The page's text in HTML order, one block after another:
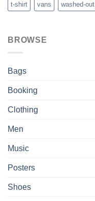
t-shirt vans washed-out
BROWSE
Bags
Booking
Clothing
Men
Music
Posters
Shoes